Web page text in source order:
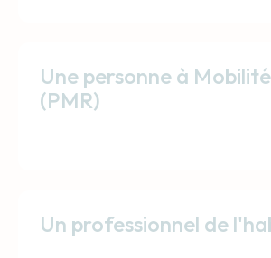
Une personne à
(PMR)
Un professionnel de